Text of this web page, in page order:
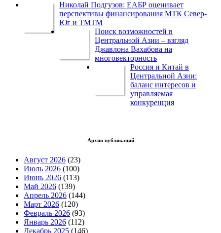
Николай Подгузов: ЕАБР оценивает
перспективы финансирования МТК Север-
Юг и ТМТМ
Поиск возможностей в
Центральной Азии – взгляд
Джавлона Вахабова на
многовекторность
Россия и Китай в
Центральной Азии:
баланс интересов и
управляемая
конкуренция
Архив публикаций
Август 2026 (23)
Июль 2026 (100)
Июнь 2026 (113)
Май 2026 (139)
Апрель 2026 (144)
Март 2026 (120)
Февраль 2026 (93)
Январь 2026 (112)
Декабрь 2025 (146)